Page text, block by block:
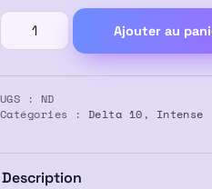
quantité
de
SILK
ROAD
50%
Ajouter au
UGS : ND
Catégories : Delta 10 , Intense
Description